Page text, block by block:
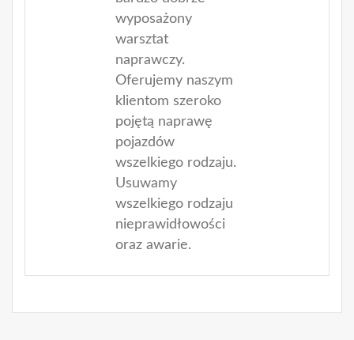
wyposażony
warsztat
naprawczy.
Oferujemy naszym
klientom szeroko
pojętą naprawę
pojazdów
wszelkiego rodzaju.
Usuwamy
wszelkiego rodzaju
nieprawidłowości
oraz awarie.